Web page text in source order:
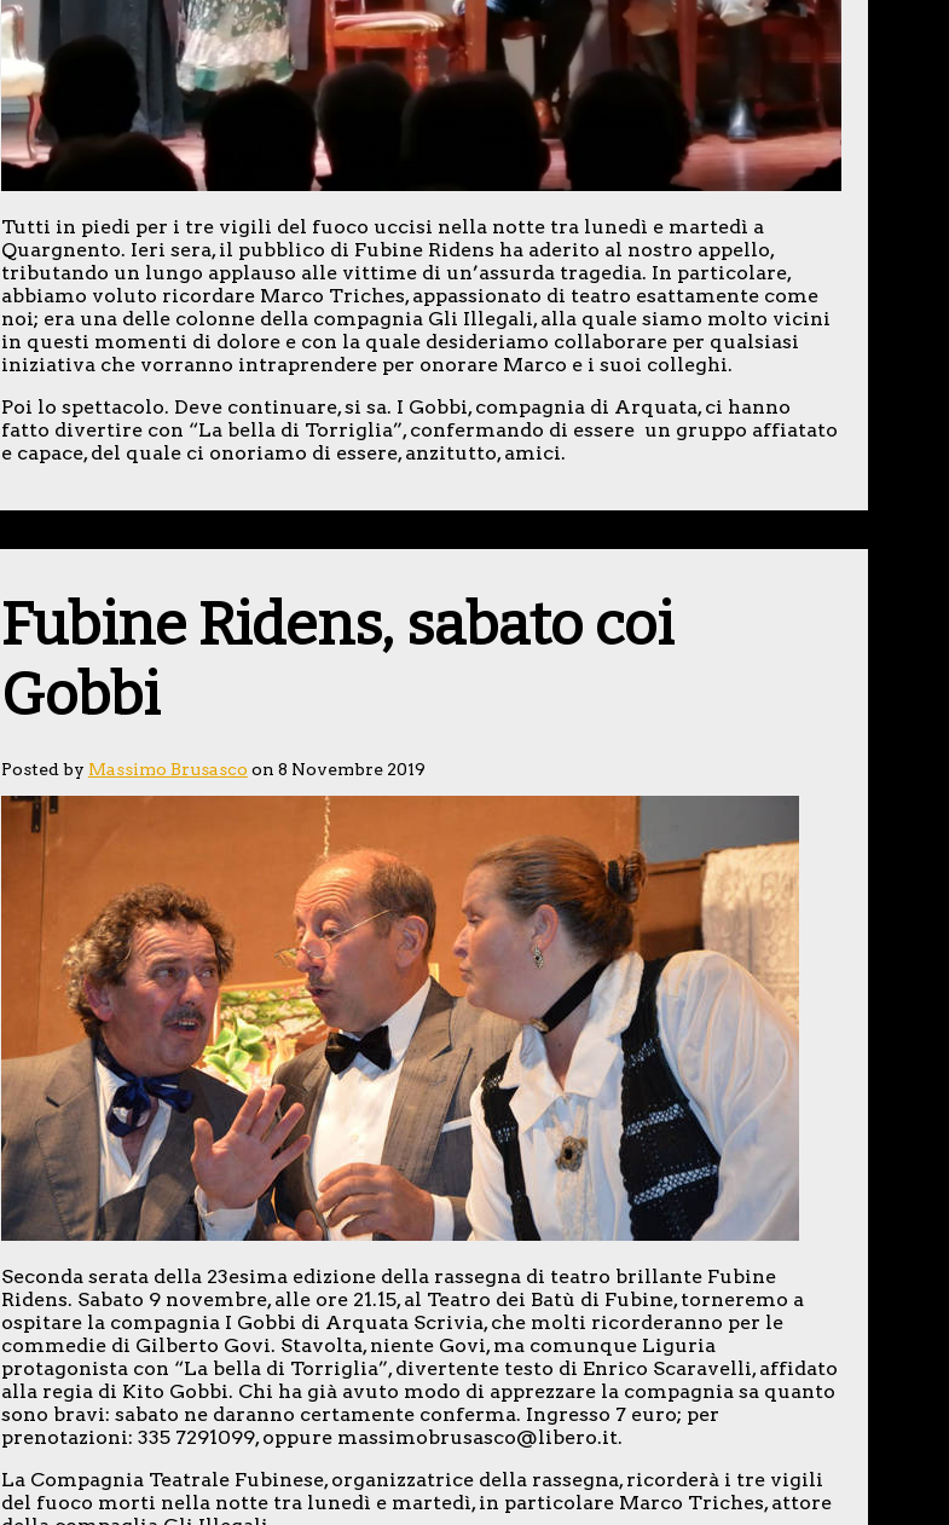
Tutti in piedi per i tre vigili del fuoco uccisi nella notte tra lunedì e martedì a
Quargnento. Ieri sera, il pubblico di Fubine Ridens ha aderito al nostro appello,
tributando un lungo applauso alle vittime di un’assurda tragedia. In particolare,
abbiamo voluto ricordare Marco Triches, appassionato di teatro esattamente come
noi; era una delle colonne della compagnia Gli Illegali, alla quale siamo molto vicini
in questi momenti di dolore e con la quale desideriamo collaborare per qualsiasi
iniziativa che vorranno intraprendere per onorare Marco e i suoi colleghi.
Poi lo spettacolo. Deve continuare, si sa. I Gobbi, compagnia di Arquata, ci hanno
fatto divertire con “La bella di Torriglia”, confermando di essere un gruppo affiatato
e capace, del quale ci onoriamo di essere, anzitutto, amici.
Fubine Ridens, sabato coi
Gobbi
Posted by Massimo Brusasco on 8 Novembre 2019
Seconda serata della 23esima edizione della rassegna di teatro brillante Fubine
Ridens. Sabato 9 novembre, alle ore 21.15, al Teatro dei Batù di Fubine, torneremo a
ospitare la compagnia I Gobbi di Arquata Scrivia, che molti ricorderanno per le
commedie di Gilberto Govi. Stavolta, niente Govi, ma comunque Liguria
protagonista con “La bella di Torriglia”, divertente testo di Enrico Scaravelli, affidato
alla regia di Kito Gobbi. Chi ha già avuto modo di apprezzare la compagnia sa quanto
sono bravi: sabato ne daranno certamente conferma. Ingresso 7 euro; per
prenotazioni: 335 7291099, oppure massimobrusasco@libero.it.
La Compagnia Teatrale Fubinese, organizzatrice della rassegna, ricorderà i tre vigili
del fuoco morti nella notte tra lunedì e martedì, in particolare Marco Triches, attore